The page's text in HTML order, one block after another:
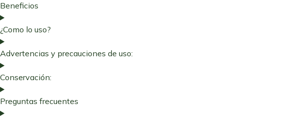
Beneficios
¿Como lo uso?
Advertencias y precauciones de uso:
Conservación:
Preguntas frecuentes